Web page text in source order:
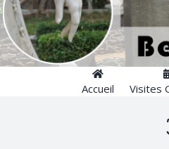
Accueil Visites